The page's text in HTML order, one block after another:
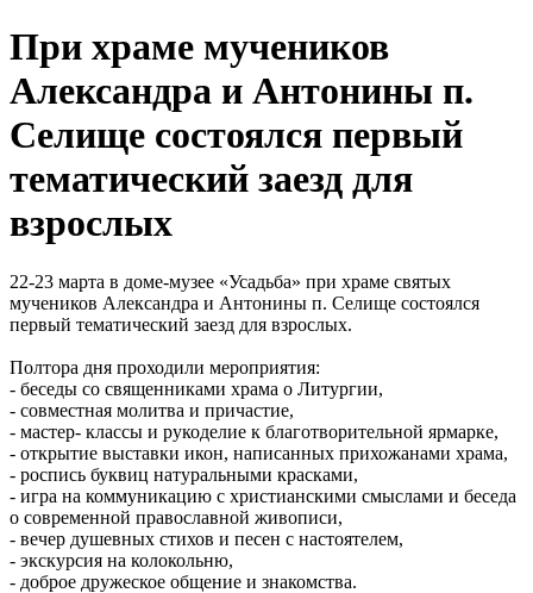
При храме мучеников
Александра и Антонины п.
Селище состоялся первый
тематический заезд для
взрослых
22-23 марта в доме-музее «Усадьба» при храме святых
мучеников Александра и Антонины п. Селище состоялся
первый тематический заезд для взрослых.
Полтора дня проходили мероприятия:
- беседы со священниками храма о Литургии,
- совместная молитва и причастие,
- мастер- классы и рукоделие к благотворительной ярмарке,
- открытие выставки икон, написанных прихожанами храма,
- роспись буквиц натуральными красками,
- игра на коммуникацию с христианскими смыслами и беседа
о современной православной живописи,
- вечер душевных стихов и песен с настоятелем,
- экскурсия на колокольню,
- доброе дружеское общение и знакомства.